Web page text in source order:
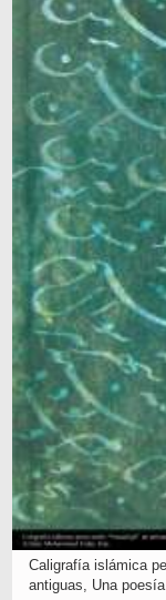
Caligrafía islámica
antiguas, Una